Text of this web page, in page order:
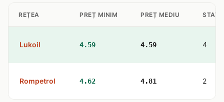
REȚEA PREȚ MINIM PREȚ MEDIU
Lukoil 4.59 4.59 4
Rompetrol 4.62 4.81 2